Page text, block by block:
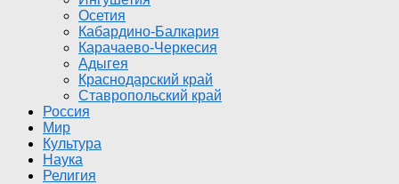
Осетия
Кабардино-Балкария
Карачаево-Черкесия
Адыгея
Краснодарский край
Ставропольский край
Россия
Мир
Культура
Наука
Религия